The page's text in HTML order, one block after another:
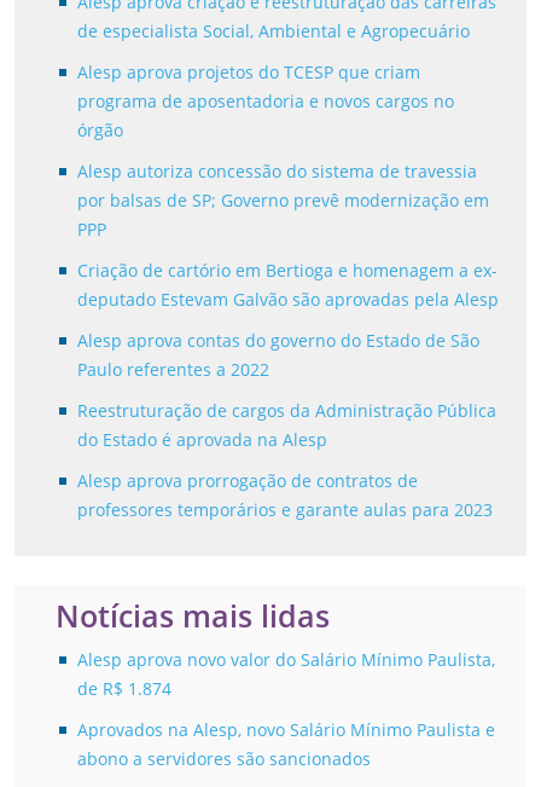
de especialista Social, Ambiental e Agropecuário
Alesp aprova projetos do TCESP que criam
programa de aposentadoria e novos cargos no
órgão
Alesp autoriza concessão do sistema de travessia
por balsas de SP; Governo prevê modernização em
PPP
Criação de cartório em Bertioga e homenagem a ex-
deputado Estevam Galvão são aprovadas pela Alesp
Alesp aprova contas do governo do Estado de São
Paulo referentes a 2022
Reestruturação de cargos da Administração Pública
do Estado é aprovada na Alesp
Alesp aprova prorrogação de contratos de
professores temporários e garante aulas para 2023
Notícias mais lidas
Alesp aprova novo valor do Salário Mínimo Paulista,
de R$ 1.874
Aprovados na Alesp, novo Salário Mínimo Paulista e
abono a servidores são sancionados